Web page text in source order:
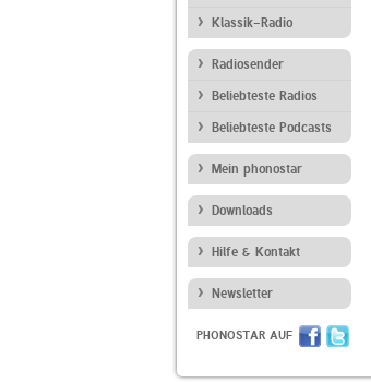
Klassik-Radio
Radiosender
Beliebteste Radios
Beliebteste Podcasts
Mein phonostar
Downloads
Hilfe & Kontakt
Newsletter
PHONOSTAR AUF